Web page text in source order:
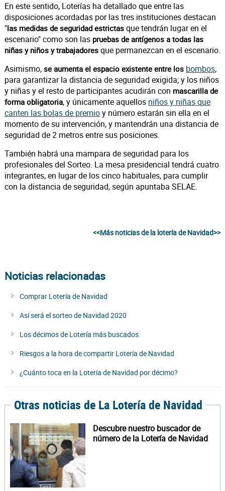
En este sentido, Loterías ha detallado que entre las
disposiciones acordadas por las tres instituciones destacan
"las medidas de seguridad estrictasque tendrán lugar en el
escenario" como son laspruebas de antígenos a todas las
niñas y niños y trabajadoresque permanezcan en el escenario.
Asimismo, se aumenta el espacio existente entre los bombos,
para garantizar la distancia de seguridad exigida; y los niños
y niñas y el resto de participantes acudirán con mascarilla de
forma obligatoria, y únicamente aquellos niños y niñas que
canten las bolas de premioy número estarán sin ella en el
momento de su intervención, y mantendrán una distancia de
seguridad de 2 metros entre sus posiciones.
También habrá una mampara de seguridad para los
profesionales del Sorteo. La mesa presidencial tendrá cuatro
integrantes, en lugar de los cinco habituales, para cumplir
con la distancia de seguridad, según apuntaba SELAE.
<<Más noticias de la lotería de Navidad>>
Noticias relacionadas
Comprar Lotería de Navidad
Así será el sorteo de Navidad 2020
Los décimos de Lotería más buscados
Riesgos a la hora de compartir Lotería de Navidad
¿Cuánto toca en la Lotería de Navidad por décimo?
Otras noticias de La Lotería de Navidad
Descubre nuestro buscador de
número de la Lotería de Navidad